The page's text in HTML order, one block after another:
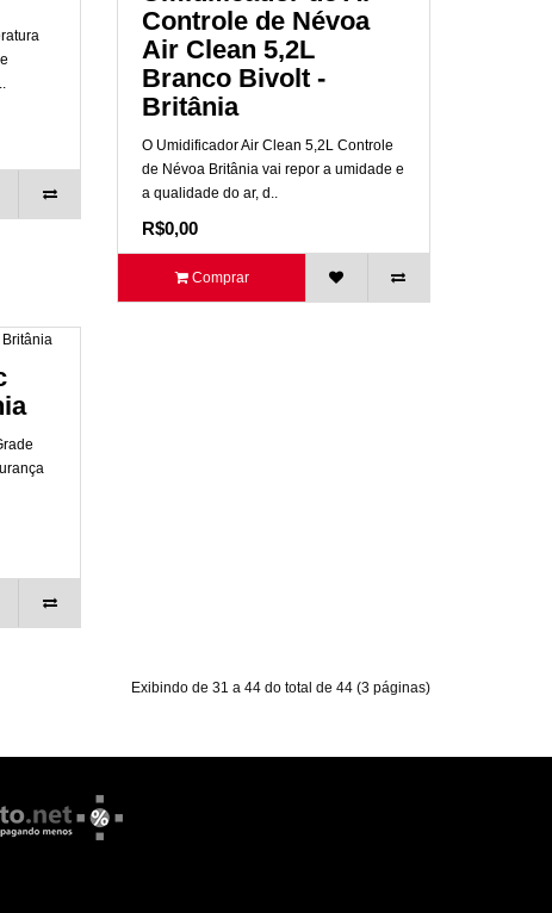
Controle de Névoa
Air Clean 5,2L
Branco Bivolt -
Britânia
O Umidificador Air Clean 5,2L Controle
de Névoa Britânia vai repor a umidade e
a qualidade do ar, d..
R$0,00
Comprar
Exibindo de 31 a 44 do total de 44 (3 páginas)